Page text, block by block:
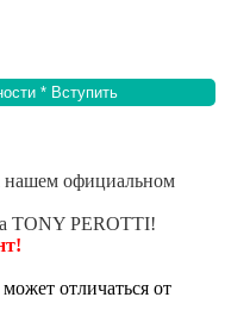
Скидки * Программа лояльности * Вступить
официальном
TONY PEROTTI!
отличаться от